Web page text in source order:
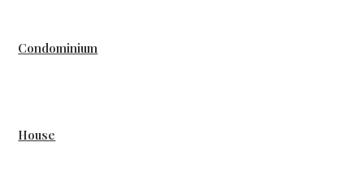
Condominium
House